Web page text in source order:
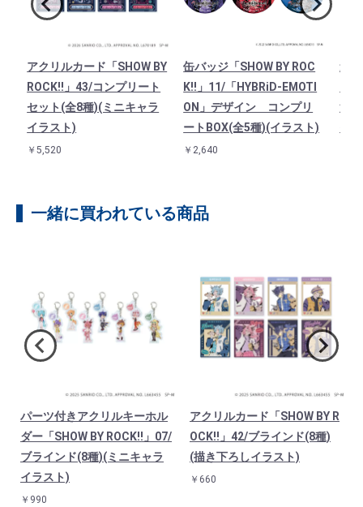
アクリルカード「SHOW BY
ROCK!!」43/コンプリート
セット(全8種)(ミニキャラ
イラスト)
￥5,520
缶バッジ「SHOW BY ROC
K!!」11/「HYBRiD-EMOTI
ON」デザイン コンプリ
ートBOX(全5種)(イラスト)
￥2,640
連
法
一緒に買われている商品
パーツ付きアクリルキーホル
ダー「SHOW BY ROCK!!」07/
ブラインド(8種)(ミニキャラ
イラスト)
￥990
アクリルカード「SHOW BY R
OCK!!」42/ブラインド(8種)
(描き下ろしイラスト)
￥660